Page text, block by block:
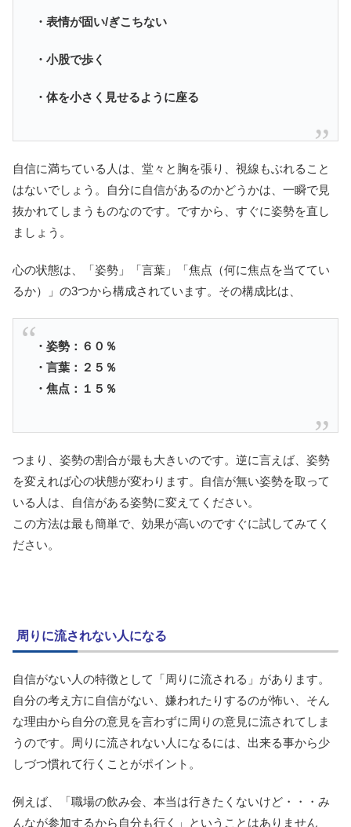
・表情が固い/ぎこちない
・小股で歩く
・体を小さく見せるように座る
自信に満ちている人は、堂々と胸を張り、視線もぶれること
はないでしょう。自分に自信があるのかどうかは、一瞬で見
抜かれてしまうものなのです。ですから、すぐに姿勢を直し
ましょう。
心の状態は、「姿勢」「言葉」「焦点（何に焦点を当ててい
るか）」の3つから構成されています。その構成比は、
・姿勢：６０％
・言葉：２５％
・焦点：１５％
つまり、姿勢の割合が最も大きいのです。逆に言えば、姿勢
を変えれば心の状態が変わります。自信が無い姿勢を取って
いる人は、自信がある姿勢に変えてください。
この方法は最も簡単で、効果が高いのですぐに試してみてく
ださい。
周りに流されない人になる
自信がない人の特徴として「周りに流される」があります。
自分の考え方に自信がない、嫌われたりするのが怖い、そん
な理由から自分の意見を言わずに周りの意見に流されてしま
うのです。周りに流されない人になるには、出来る事から少
しづつ慣れて行くことがポイント。
例えば、「職場の飲み会、本当は行きたくないけど・・・み
んなが参加するから自分も行く」ということはありません